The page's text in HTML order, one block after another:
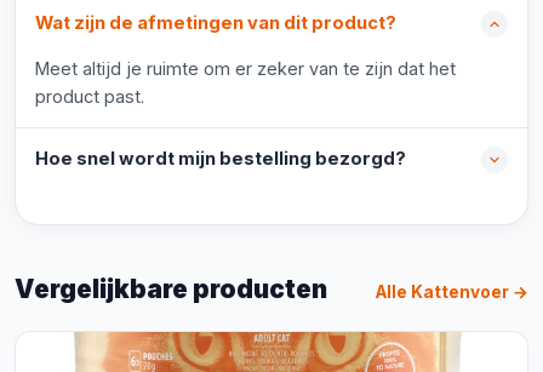
Wat zijn de afmetingen van dit product?
Meet altijd je ruimte om er zeker van te zijn dat het
product past.
Hoe snel wordt mijn bestelling bezorgd?
Vergelijkbare producten Alle Kattenvoer →